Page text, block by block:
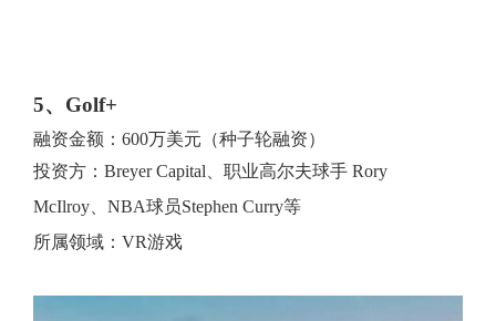
5、Golf+
融资金额：600万美元（种子轮融资）
投资方：Breyer Capital、职业高尔夫球手 Rory
McIlroy、NBA球员Stephen Curry等
所属领域：VR游戏